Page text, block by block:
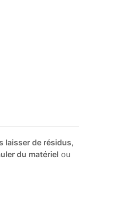
laisser de résidus,
du matériel ou